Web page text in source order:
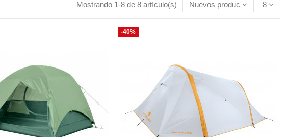
Mostrando 1-8 de 8 artículo(s) Nuevos productos primero
8
-40%